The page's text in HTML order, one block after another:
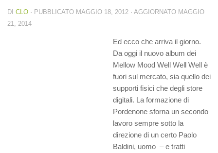
DI CLO · PUBBLICATO MAGGIO 18, 2012 · AGGIORNATO MAGGIO
21, 2014
Ed ecco che arriva il giorno.
Da oggi il nuovo album dei
Mellow Mood Well Well Well è
fuori sul mercato, sia quello dei
supporti fisici che degli store
digitali. La formazione di
Pordenone sforna un secondo
lavoro sempre sotto la
direzione di un certo Paolo
Baldini, uomo – e tratti